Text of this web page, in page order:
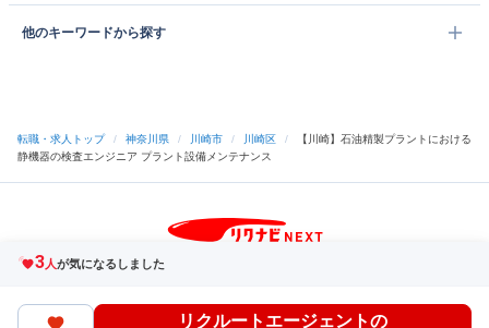
他のキーワードから探す
3人が気になるしました
転職・求人トップ / 神奈川県 / 川崎市 / 川崎区 /
【川崎】石油精製プラントにおける
静機器の検査エンジニア プラント設備メンテナンス
リクルートエージェントの
中途採用をご検討の企業様
ヘルプ・お問い合わせ